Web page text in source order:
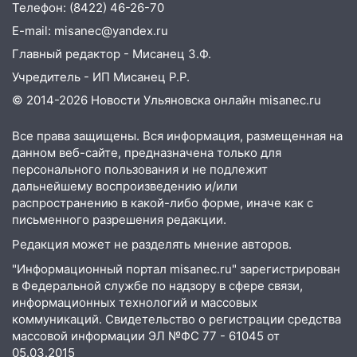
деньгами, а кого ждет неожиданная
встреча
04:47 В Ульяновской области объявили
ракетную опасность: звучат сирены
07.08.2026
купить тракторы с отсрочкой платежа
до декабря
19:34 В следственном управлении
состоялось торжественное
мероприятие, приуроченное к
празднованию Дня сотрудника органов
следствия Российской Федерации
19:30 Ульяновцев приглашают
поддержать «Симбирскую чебурашку»
на фестивале «ФормАРТ»
18:11 Ульяновская область стала
Телефон: (8422) 46-26-70
E-mail: misanec@yandex.ru
Главный редактор - Мисанец З.Ф.
Учредитель - ИП Мисанец Р.Р.
© 2014-2026 Новости Ульяновска онлайн misanec.ru
Все права защищены. Вся информация, размещенная на
данном веб-сайте, предназначена только для
персонального пользования и не подлежит
дальнейшему воспроизведению и/или
распространению в какой-либо форме, иначе как с
письменного разрешения редакции.
Редакция может не разделять мнение авторов.
"Информационный портал misanec.ru" зарегистрирован
в Федеральной службе по надзору в сфере связи,
информационных технологий и массовых
коммуникаций. Свидетельство о регистрации средства
массовой информации ЭЛ №ФС 77 - 61045 от
05.03.2015